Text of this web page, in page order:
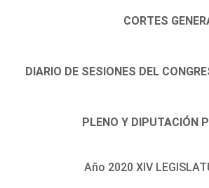
CORTES
DIARIO DE SESIONES DEL
PLENO Y DIPUTACIÓN
Año 2020 XIV